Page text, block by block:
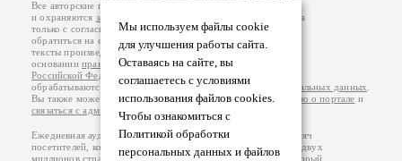
Мы используем файлы cookie
для улучшения работы сайта.
Оставаясь на сайте, вы
соглашаетесь с условиями
использования файлов cookies.
Чтобы ознакомиться с
Политикой обработки
персональных данных и файлов
Все авторские права на произведения принадлежат авторам
и охраняются законом
. Перепечатка произведений возможна
только с согласия его автора, к которому вы можете
обратиться на его авторской странице. Ответственность за
тексты произведений авторы несут самостоятельно на
основанииправил публикацииизаконодательства
Российской Федерации
обрабатываются на основанииПолитики обработки персональных данных
Вы также можете посмотреть более подробнуюинформацию о портале и
связаться с администрацией
Ежедневная аудитория портала Стихи.ру – порядка 200 тысяч
посетителей, которые в общей сумме просматривают более двух
миллионов страниц по данным счетчика посещаемости, который